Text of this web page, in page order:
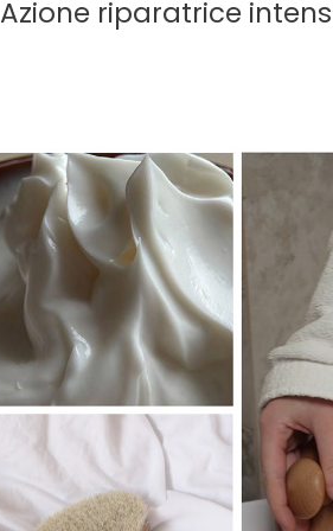
Azione riparatrice